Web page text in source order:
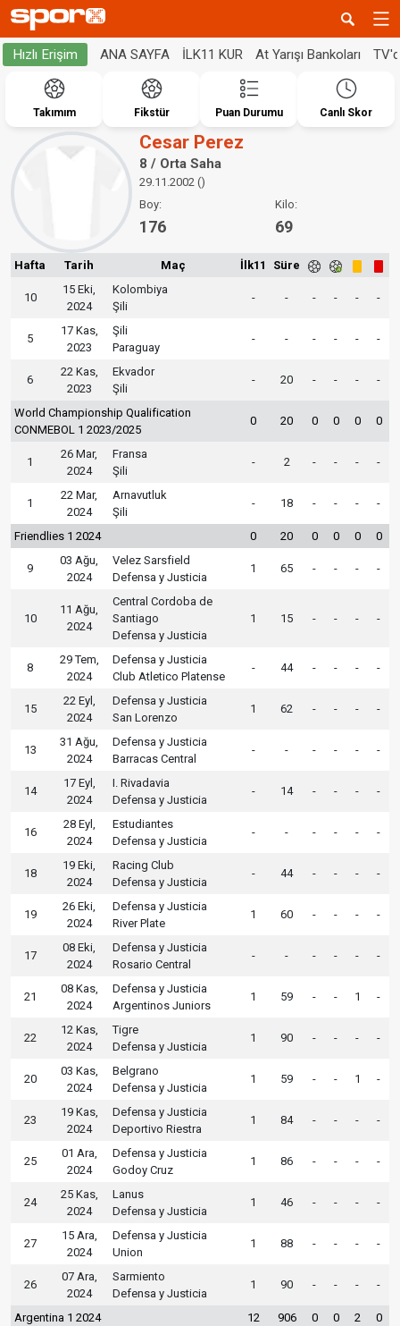
Hızlı Erişim ANA SAYFA İLK11 KUR At Yarışı Bankoları
Takımım Fikstür Puan Durumu Canlı Skor
Cesar Perez
8 / Orta Saha
29.11.2002 ()
Boy:
176
Kilo:
69
Hafta Tarih Maç İlk11 Süre
10
15 Eki,
2024
Kolombiya
Şili
- - - - - -
5
17 Kas,
2023
Şili
Paraguay
- - - - - -
6
22 Kas,
2023
Ekvador
Şili
- 20 - - - -
World Championship Qualification
CONMEBOL 1 2023/2025
0 20 0 0 0 0
1
26 Mar,
2024
Fransa
Şili
- 2 - - - -
1
22 Mar,
2024
Arnavutluk
Şili
- 18 - - - -
Friendlies 1 2024 0 20 0 0 0 0
9
03 Ağu,
2024
Velez Sarsfield
Defensa y Justicia
1 65 - - - -
10
11 Ağu,
2024
Central Cordoba de
Santiago
Defensa y Justicia
1 15 - - - -
8
29 Tem,
2024
Defensa y Justicia
Club Atletico Platense
- 44 - - - -
15
22 Eyl,
2024
Defensa y Justicia
San Lorenzo
1 62 - - - -
13
31 Ağu,
2024
Defensa y Justicia
Barracas Central
- - - - - -
14
17 Eyl,
2024
I. Rivadavia
Defensa y Justicia
- 14 - - - -
16
28 Eyl,
2024
Estudiantes
Defensa y Justicia
- - - - - -
18
19 Eki,
2024
Racing Club
Defensa y Justicia
- 44 - - - -
19
26 Eki,
2024
Defensa y Justicia
River Plate
1 60 - - - -
17
08 Eki,
2024
Defensa y Justicia
Rosario Central
- - - - - -
21
08 Kas,
2024
Defensa y Justicia
Argentinos Juniors
1 59 - - 1 -
22
12 Kas,
2024
Tigre
Defensa y Justicia
1 90 - - - -
20
03 Kas,
2024
Belgrano
Defensa y Justicia
1 59 - - 1 -
23
19 Kas,
2024
Defensa y Justicia
Deportivo Riestra
1 84 - - - -
25
01 Ara,
2024
Defensa y Justicia
Godoy Cruz
1 86 - - - -
24
25 Kas,
2024
Lanus
Defensa y Justicia
1 46 - - - -
27
15 Ara,
2024
Defensa y Justicia
Union
1 88 - - - -
26
07 Ara,
2024
Sarmiento
Defensa y Justicia
1 90 - - - -
Argentina 1 2024 12 906 0 0 2 0